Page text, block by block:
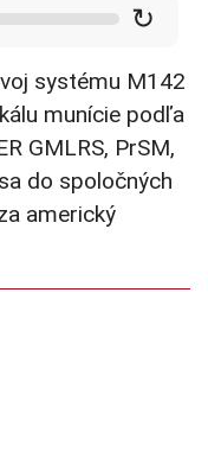
↻
systému M142
munície podľa
GMLRS, PrSM,
do spoločných
americký